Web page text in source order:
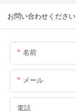
お問い合わせください
名前
メール
電話